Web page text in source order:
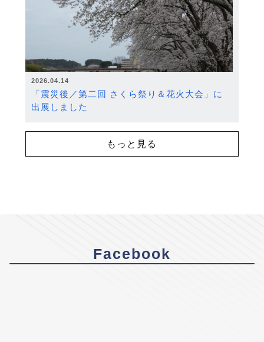
2026.04.14
「震災後／第二回 さくら祭り＆花火大会」に
出展しました
もっと見る
Facebook